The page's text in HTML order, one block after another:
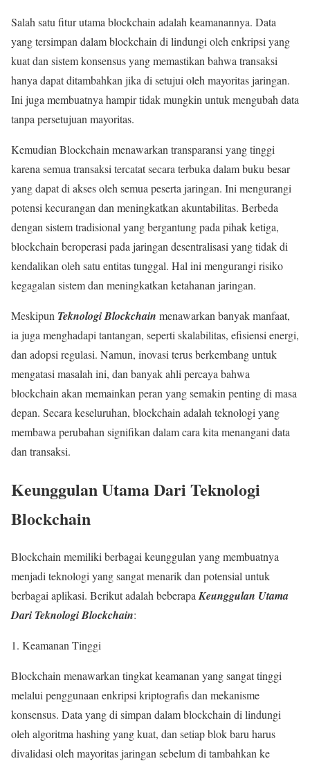
Salah satu fitur utama blockchain adalah keamanannya. Data
yang tersimpan dalam blockchain di lindungi oleh enkripsi yang
kuat dan sistem konsensus yang memastikan bahwa transaksi
hanya dapat ditambahkan jika di setujui oleh mayoritas jaringan.
Ini juga membuatnya hampir tidak mungkin untuk mengubah data
tanpa persetujuan mayoritas.
Kemudian Blockchain menawarkan transparansi yang tinggi
karena semua transaksi tercatat secara terbuka dalam buku besar
yang dapat di akses oleh semua peserta jaringan. Ini mengurangi
potensi kecurangan dan meningkatkan akuntabilitas. Berbeda
dengan sistem tradisional yang bergantung pada pihak ketiga,
blockchain beroperasi pada jaringan desentralisasi yang tidak di
kendalikan oleh satu entitas tunggal. Hal ini mengurangi risiko
kegagalan sistem dan meningkatkan ketahanan jaringan.
Meskipun Teknologi Blockchain menawarkan banyak manfaat,
ia juga menghadapi tantangan, seperti skalabilitas, efisiensi energi,
dan adopsi regulasi. Namun, inovasi terus berkembang untuk
mengatasi masalah ini, dan banyak ahli percaya bahwa
blockchain akan memainkan peran yang semakin penting di masa
depan. Secara keseluruhan, blockchain adalah teknologi yang
membawa perubahan signifikan dalam cara kita menangani data
dan transaksi.
Keunggulan Utama Dari Teknologi
Blockchain
Blockchain memiliki berbagai keunggulan yang membuatnya
menjadi teknologi yang sangat menarik dan potensial untuk
berbagai aplikasi. Berikut adalah beberapa Keunggulan Utama
Dari Teknologi Blockchain:
1. Keamanan Tinggi
Blockchain menawarkan tingkat keamanan yang sangat tinggi
melalui penggunaan enkripsi kriptografis dan mekanisme
konsensus. Data yang di simpan dalam blockchain di lindungi
oleh algoritma hashing yang kuat, dan setiap blok baru harus
divalidasi oleh mayoritas jaringan sebelum di tambahkan ke